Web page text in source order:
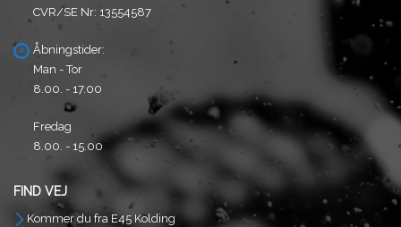
CVR/SE Nr: 13554587
Åbningstider:
Man - Tor
8.00. - 17.00
Fredag
8.00. - 15.00
FIND VEJ
Kommer du fra E45 Kolding